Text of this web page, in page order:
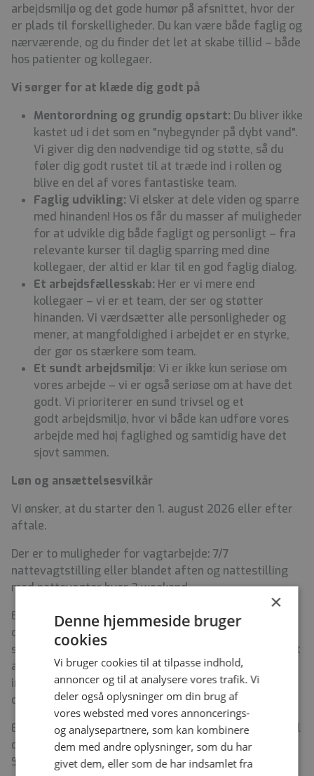
arbejdsmiljø og det gode humør på afsnittet, hvor der
er plads til forskelligheder. Du kan være både faglig og
nærværende, og du finder det let at skabe tillid – både
hos patienter og kollegaer.
Vi sørger for at klæde dig godt på
Mentorordning og grundig opstart: Du bliver ikke
kastet ud i det som en "nybegynder på dybt vand".
Vi giver dig den nødvendige tid og støtte, så du
føler dig godt rustet til at træde ind i rollen og
blive en del af vores fantastiske team.
Faglig udvikling: Vi elsker at dele viden og sparre
med hinanden! Hos os får du masser af muligheder
for at udvikle dig både fagligt og personligt – fra
relevante kurser til daglig sparring med dine
kollegaer, der altid er klar til en god faglig dialog.
Et arbejdsfællesskab: Her er vi mere end
kollegaer – vi er et team, der ser og støtter
hinanden. Vi værdsætter alle personligheder og
mener, at mangfoldighed i arbejdet er en styrke,
der gør os stærkere som team.
Et sundt arbejdsmiljø: Vi er ikke kun seriøse om
vores arbejde – vi er også seriøse om at have det
godt. Vi prioriterer en sund trivsel og et
godt arbejdsmiljø, hvor vi både kan udføre vores
arbejde med høj faglighed og samtidig have det
sjovt sammen.
Løn og ansættelsesvilkår
Vi ønsker, at du starter den 1. august 2026 eller efter
aftale.
Der er to muligheder for vagtarbejde: 7/7
nattevagtstilling eller blandet aften og nattestilling
med nattevagter hver 2 weekend.
Er du uddannet social- og sunhedsassistent ansættes
du i henhold til overenskomst for social- og
sundhedspersonale. Du er under ansættelsen omfattet
af den til enhver tid gældende arbejdstidsaftale
indgået mellem Regionernes Lønnings- og Takstnævn
og FOA.
Er du uddannet sygeplejerske ansættes du i henhold til
overenskomst for ikke-ledende personale på
Sundhedskartellets område. Du er under ansættelsen
×
Denne hjemmeside bruger
cookies
Vi bruger cookies til at tilpasse indhold,
annoncer og til at analysere vores trafik. Vi
deler også oplysninger om din brug af
vores websted med vores annoncerings-
og analysepartnere, som kan kombinere
dem med andre oplysninger, som du har
givet dem, eller som de har indsamlet fra